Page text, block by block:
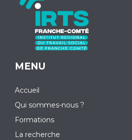
MENU
Accueil
Qui sommes-nous ?
Formations
La recherche